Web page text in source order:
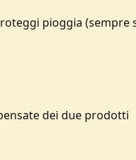
pioggia (sempre
dei due prodotti